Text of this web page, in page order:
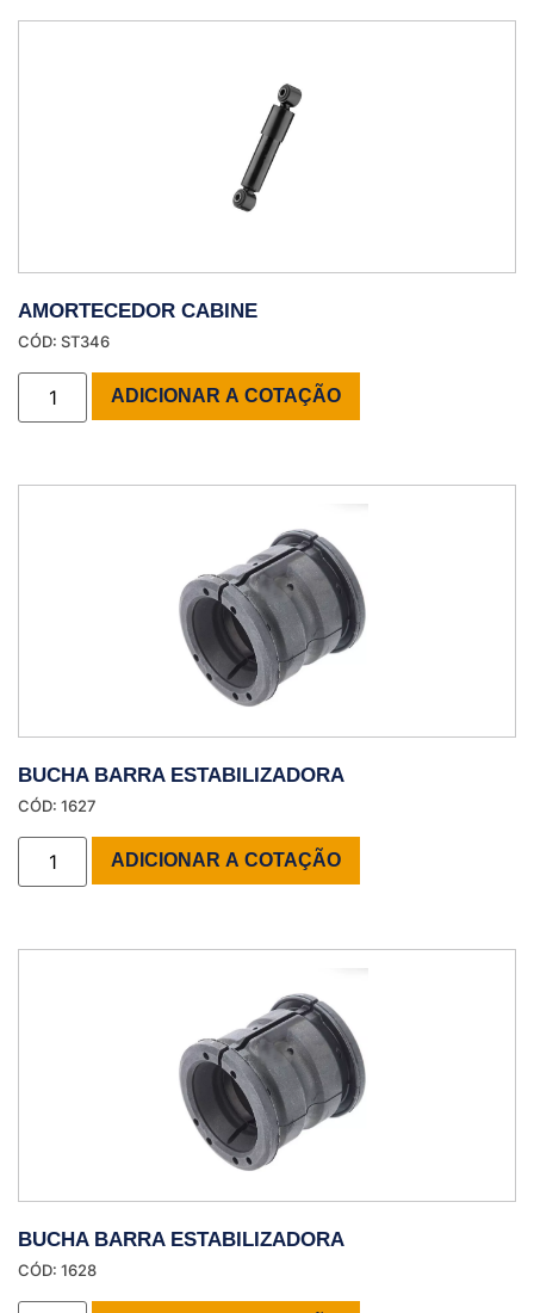
AMORTECEDOR CABINE
CÓD: ST346
ADICIONAR A COTAÇÃO
BUCHA BARRA ESTABILIZADORA
CÓD: 1627
ADICIONAR A COTAÇÃO
BUCHA BARRA ESTABILIZADORA
CÓD: 1628